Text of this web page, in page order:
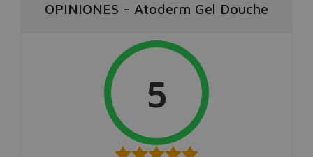
OPINIONES - Atoderm Gel Douche
5